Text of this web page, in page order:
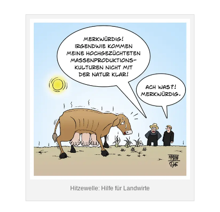
Hitzewelle: Hilfe für Landwirte